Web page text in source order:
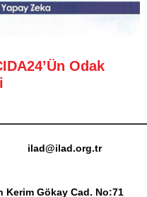
Odak
ilad@ilad.org.tr
Gökay Cad. No:71